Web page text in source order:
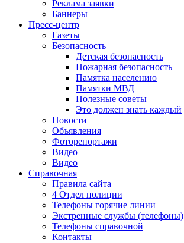
Реклама заявки
Баннеры
Пресс-центр
Газеты
Безопасность
Детская безопасность
Пожарная безопасность
Памятка населению
Памятки МВД
Полезные советы
Это должен знать каждый
Новости
Объявления
Фоторепортажи
Видео
Видео
Справочная
Правила сайта
4 Отдел полиции
Телефоны горячие линии
Экстренные службы (телефоны)
Телефоны справочной
Контакты